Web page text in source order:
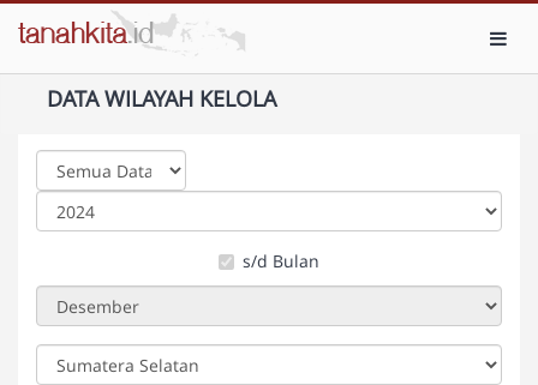
DATA WILAYAH KELOLA
s/d Bulan